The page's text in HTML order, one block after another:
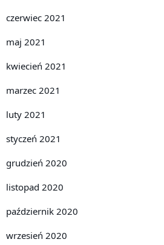
czerwiec 2021
maj 2021
kwiecień 2021
marzec 2021
luty 2021
styczeń 2021
grudzień 2020
listopad 2020
październik 2020
wrzesień 2020